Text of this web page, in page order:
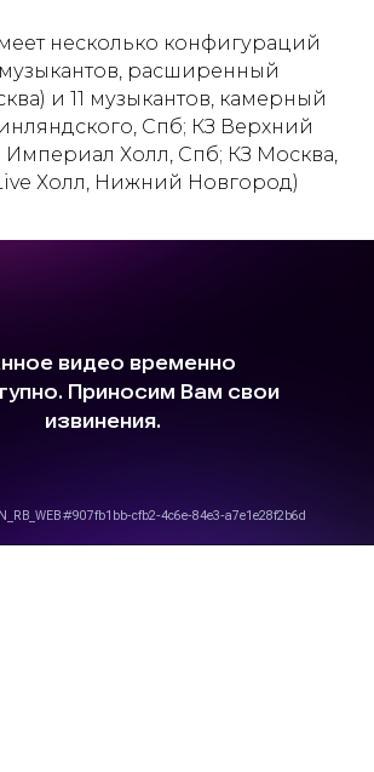
несколько конфигураций
расширенный
и 11 музыкантов, камерный
Спб; КЗ Верхний
Империал Холл, Спб; КЗ Москва,
Холл, Нижний Новгород)